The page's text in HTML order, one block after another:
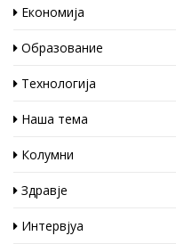
Економија
Образование
Технологија
Наша тема
Колумни
Здравје
Интервјуа